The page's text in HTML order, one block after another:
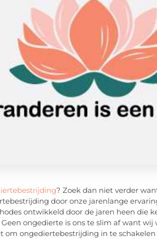
? Zoek dan niet verder
door onze jarenlange
ontwikkeld door de jaren heen die
ongedierte is ons te slim af want
om ongediertebestrijding in te